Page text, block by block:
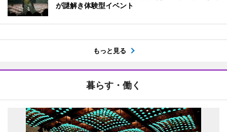
が謎解き体験型イベント
もっと見る
暮らす・働く